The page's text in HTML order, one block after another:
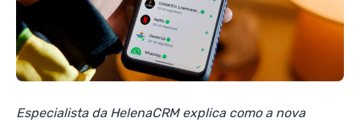
Especialista da HelenaCRM explica como a nova